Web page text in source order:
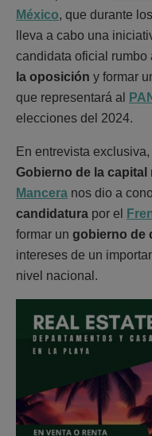
México, que durante
lleva a cabo una
candidata oficial rumbo
la oposición y formar
que representará al
elecciones del 2024.
En entrevista exclusiva,
Gobierno de la capital
Mancera nos dio a
candidatura por el
formar un gobierno de
intereses de un
nivel nacional.